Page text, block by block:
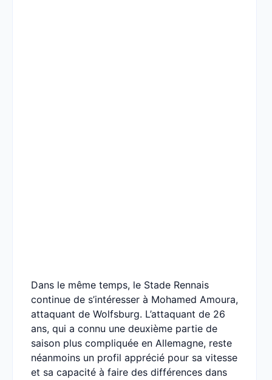
Dans le même temps, le Stade Rennais
continue de s’intéresser à Mohamed Amoura,
attaquant de Wolfsburg. L’attaquant de 26
ans, qui a connu une deuxième partie de
saison plus compliquée en Allemagne, reste
néanmoins un profil apprécié pour sa vitesse
et sa capacité à faire des différences dans